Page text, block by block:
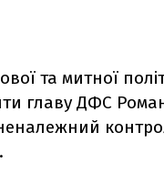
та митної
главу ДФС